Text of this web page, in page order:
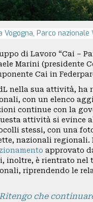
Vogogna, Parco
di Lavoro “Cai –
Marini (presidente
Cai in
nella sua attività, ha
con un elenco
continue con la
attività si evince
stessi, con una
nazionali
approvato
inoltre, è rientrato nel
riprendendo le
che